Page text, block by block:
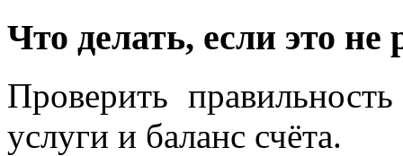
Что делать, если это не
Проверить
услуги и баланс счёта.